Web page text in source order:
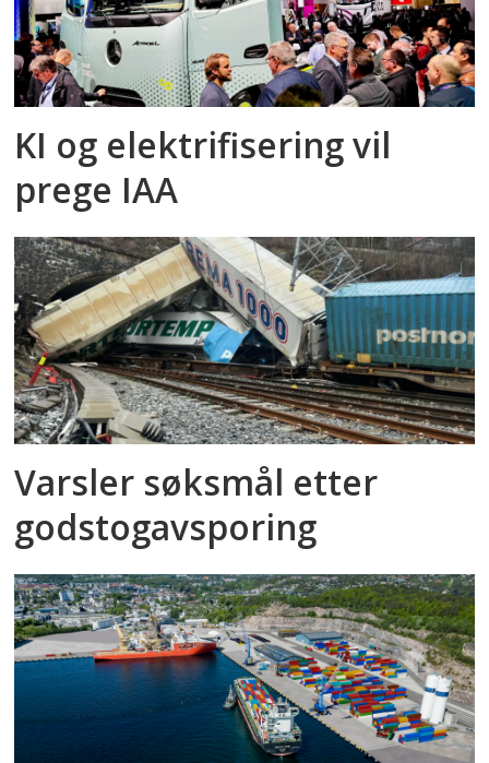
KI og elektrifisering vil
prege IAA
Varsler søksmål etter
godstog­avsporing